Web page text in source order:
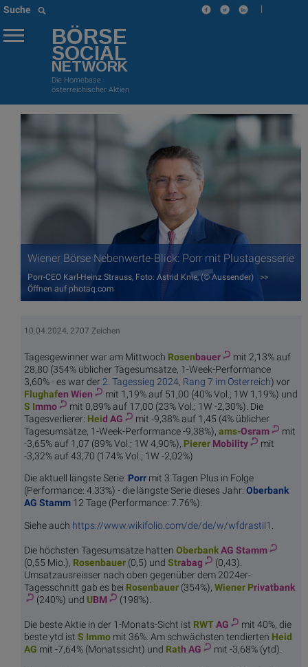
Suche |
BÖRSE
SOCIAL
NETWORK
Die Homebase
österreichischer Aktien
Wiener Börse Nebenwerte-Blick: Porr mit Plustagesserie
Porr-CEO Karl-Heinz Strauss, Foto: Astrid Knie, (© Aussender) >>
Öffnen auf photaq.com
10.04.2024, 2707 Zeichen
Tagesgewinner war am Mittwoch Rosenbauer
mit 2,13% auf
28,80 (354% üblicher Tagesumsätze, 1-Week-Performance
3,60% - es war der2. Tagessieg 2024, Rang 7 im Österreich) vor
Flughafen Wien
mit 1,19% auf 51,00 (40% Vol.; 1W 1,19%) und
S Immo
mit 0,89% auf 17,00 (23% Vol.; 1W -2,30%). Die
Tagesverlierer: Heid AG
mit -9,38% auf 1,45 (4% üblicher
Tagesumsätze, 1-Week-Performance -9,38%), ams-Osram
mit
-3,65% auf 1,07 (89% Vol.; 1W 4,90%), Pierer Mobility
mit
-3,32% auf 43,70 (174% Vol.; 1W -2,02%)
Die aktuell längste Serie: Porr mit 3 Tagen Plus in Folge
(Performance: 4.33%) - die längste Serie dieses Jahr: Oberbank
AG Stamm 12 Tage (Performance: 7.76%).
Siehe auch https://www.wikifolio.com/de/de/w/wfdrastil1
Die höchsten Tagesumsätze hatten OberbankAG Stamm
(0,55 Mio.), Rosenbauer (0,5) und Strabag
(0,43).
Umsatzausreisser nach oben gegenüber dem 2024er-
Tagesschnitt gab es bei Rosenbauer (354%), Wiener Privatbank
(240%) und UBM (198%).
Die beste Aktie in der 1-Monats-Sicht ist RWTAG
mit 40%, die
beste ytd ist S Immo mit 36%. Am schwächsten tendierten Heid
AG mit -7,64% (Monatssicht) und Rath AG mit -3,68% (ytd).